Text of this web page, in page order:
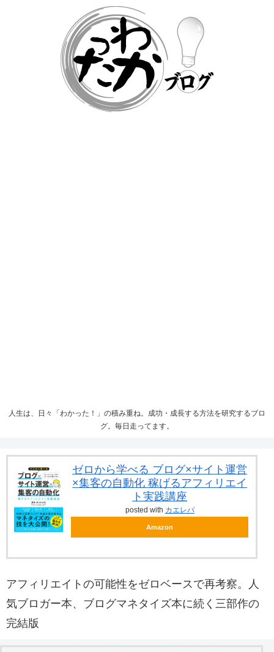
人生は、日々「わかった！」の積み重ね。成功・成長する方法を研究するブロ
グ。毎日走ってます。
ゼロから学べる ブログ×サイト運営
×集客の自動化 稼げるアフィリエイ
ト実践講座
posted with カエレバ
Amazon
アフィリエイトの可能性をゼロベースで再考察。人
気ブロガー本、ブログマネタイズ本に続く三部作の
完結版